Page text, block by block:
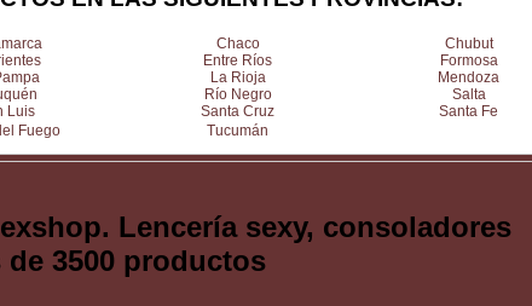
Chaco
Chubut
Entre Ríos
Formosa
La Rioja
Mendoza
Río Negro
Salta
Luis Santa Cruz
Santa Fe
Fuego Tucumán
Lencería sexy, consoladores
3500 productos